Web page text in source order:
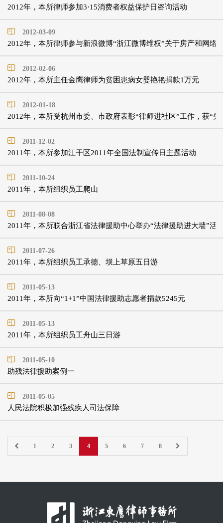
2012年，本所律师参加3·15消费者权益保护日咨询活动
2012-03-09
2012年，本所律师参与新浪微博“浙江微博维权”关于房产和网络
2012-02-06
2012年，本所主任金鹰律师为贫困患病女婴艳艳捐款1万元
2012-01-18
2012年，本所受杭州市委、市政府表彰“律师进社区”工作，获“
2011-12-02
2011年，本所参加江干区2011年全国法制宣传日主题活动
2011-10-24
2011年，本所组织员工爬山
2011-08-08
2011年，本所联合浙江省法律援助中心举办“法律援助进大墙”活
2011-07-26
2011年，本所组织员工承德、坝上草原五日游
2011-05-13
2011年，本所向“1+1”中国法律援助志愿者捐款5245元
2011-05-13
2011年，本所组织员工舟山三日游
2011-05-10
助残法律援助案例一
2011-05-05
人民法院积极加强残疾人司法保障
1 2 3 4 5 6 7 8